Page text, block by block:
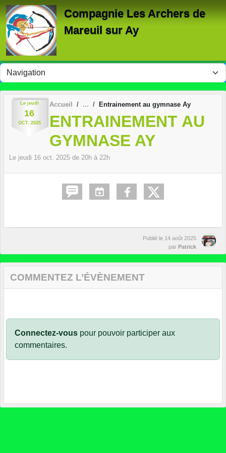
Compagnie Les Archers de
Mareuil sur Ay
Le jeudi
16
OCT. 2025
Accueil Entrainement au gymnase Ay
ENTRAINEMENT AU
GYMNASE AY
Le jeudi 16 oct. 2025 de 20h à 22h
Publié le 14 août 2025
par Patrick
COMMENTEZ L’ÉVÈNEMENT
Connectez-vous pour pouvoir participer aux
commentaires.
Panneau de gestion des cookies